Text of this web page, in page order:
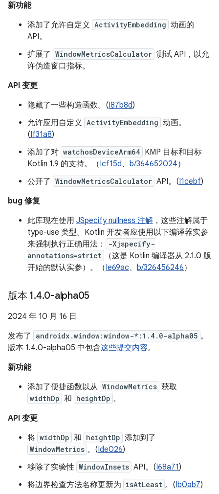
新功能
添加了允许自定义 ActivityEmbedding 动画的
API。
扩展了 WindowMetricsCalculator 测试 API，以允
许伪造窗口指标。
API 变更
隐藏了一些构造函数。(I87b8d)
允许应用自定义 ActivityEmbedding 动画。
(If31a8)
添加了对 watchosDeviceArm64 KMP 目标和目标
Kotlin 1.9 的支持。（Icf15d、 b/364652024）
公开了 WindowMetricsCalculator API。(I1cebf)
bug 修复
此库现在使用 JSpecify nullness 注解 ，这些注解属于
type-use 类型。Kotlin 开发者应使用以下编译器实参
来强制执行正确用法：
-Xjspecify-
annotations=strict
（这是 Kotlin 编译器从 2.1.0 版
开始的默认实参）。（Ie69ac、 b/326456246）
版本 1.4.0-alpha05
2024 年 10 月 16 日
发布了
androidx.window:window-*:1.4.0-alpha05 。
版本 1.4.0-alpha05 中包含这些提交内容。
新功能
添加了便捷函数以从 WindowMetrics 获取
widthDp 和 heightDp 。
API 变更
将 widthDp 和 heightDp 添加到了
WindowMetrics 。(Ide026)
移除了实验性 WindowInsets API。(I68a71)
将边界检查方法名称更新为 isAtLeast 。(Ib0ab7)